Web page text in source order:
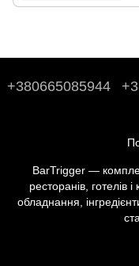
+380665085944
BarTrigger —
ресторанів, готелів
обладнання,